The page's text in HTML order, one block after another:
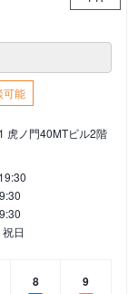
可能
虎ノ門40MTビル2階
日
8
9